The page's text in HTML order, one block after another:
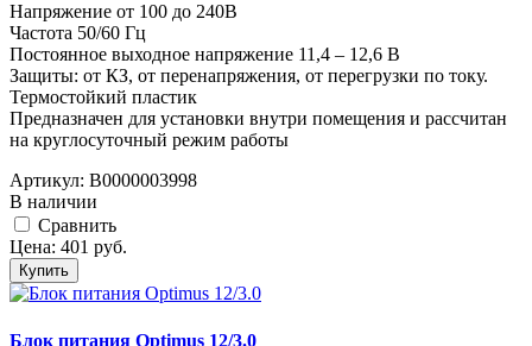
Напряжение от 100 до 240В
Частота 50/60 Гц
Постоянное выходное напряжение 11,4 – 12,6 В
Защиты: от КЗ, от перенапряжения, от перегрузки по току.
Термостойкий пластик
Предназначен для установки внутри помещения и рассчитан
на круглосуточный режим работы
Артикул: В0000003998
В наличии
Cравнить
Цена: 401 руб.
Купить
Блок питания Optimus 12/3.0